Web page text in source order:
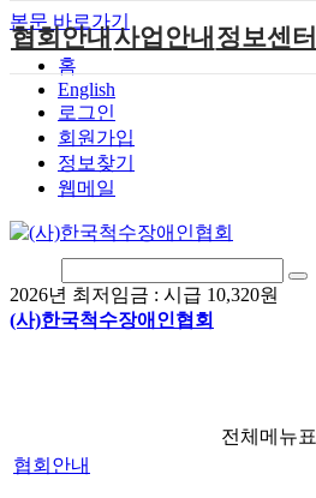
본문 바로가기
홈
English
로그인
회원가입
정보찾기
웹메일
2026년 최저임금 : 시급 10,320원
(사)한국척수장애인협회
협회안내
인사말
연혁
비전
조직도
척수장애란?
찾아오시는길
사업안내
단체지원사업
척수장애인재
활지원센터
척수장애인직
문화예술위원
회
정보센터
전체메뉴표
협회안내